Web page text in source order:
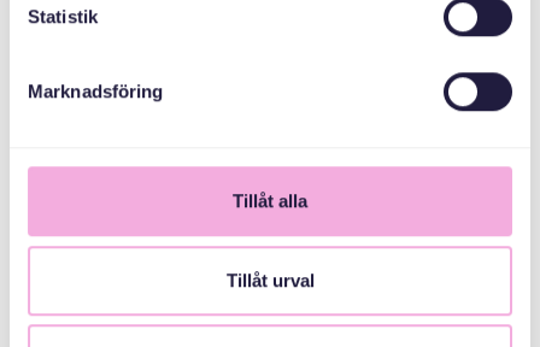
Statistik
Marknadsföring
Tillåt alla
Tillåt urval
“När kommer ni nästa gång”, frågade han ivrigt, vilket var ett fint
betyg på dagens familjeträff.